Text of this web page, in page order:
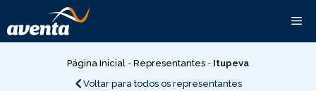
para
o
Página Inicial - Representantes - Itupeva
Voltar para todos os representantes